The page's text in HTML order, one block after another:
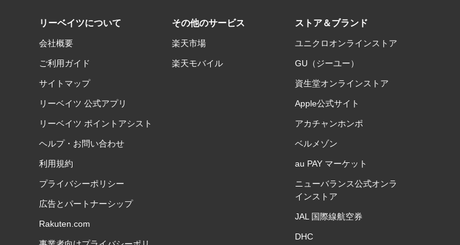
リーベイツについて
会社概要
ご利用ガイド
サイトマップ
リーベイツ 公式アプリ
リーベイツ ポイントアシスト
ヘルプ・お問い合わせ
利用規約
プライバシーポリシー
広告とパートナーシップ
Rakuten.com
その他のサービス
楽天市場
楽天モバイル
ストア＆ブランド
ユニクロオンラインストア
GU（ジーユー）
資生堂オンラインストア
Apple公式サイト
アカチャンホンポ
ベルメゾン
au PAY マーケット
ニューバランス公式オンラ
インストア
JAL 国際線航空券
DHC